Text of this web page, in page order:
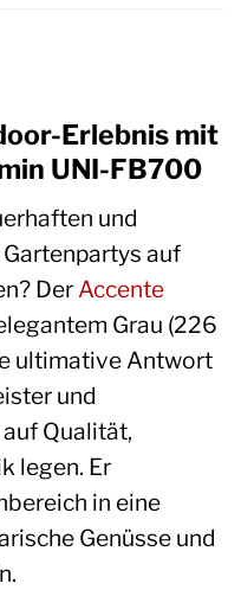
Erlebnis mit
UNI-FB700
und
auf
Der Accente
Grau (226
ultimative Antwort
und
Qualität,
legen. Er
in eine
Genüsse und